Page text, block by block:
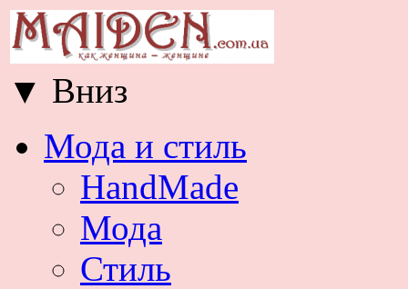
▼ Вниз
Мода и стиль
HandMade
Мода
Стиль